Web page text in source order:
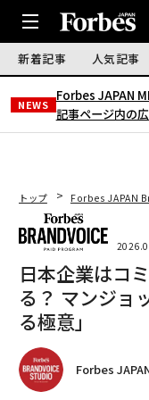
新着記事 人気記事
NEWS
Forbes JAPAN
記事ページ内の
トップ Forbes JAPAN
日本企業はコ
る？ マンジョ
る極意」
Forbes